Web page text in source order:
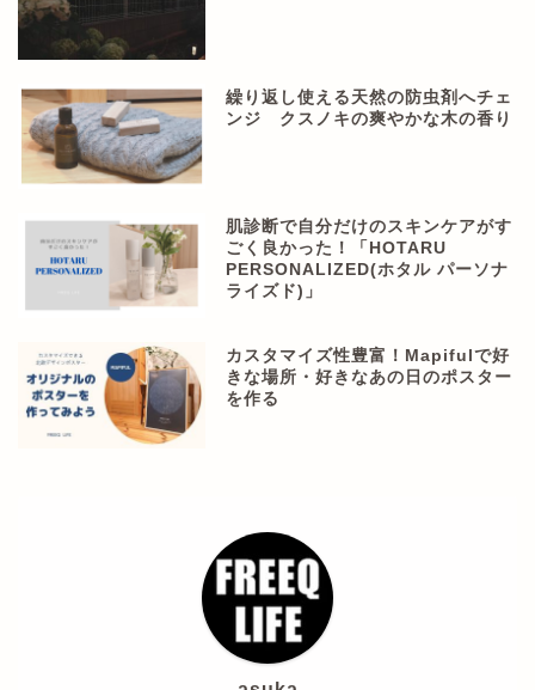
繰り返し使える天然の防虫剤へチェ
ンジ クスノキの爽やかな木の香り
肌診断で自分だけのスキンケアがす
ごく良かった！「HOTARU
PERSONALIZED(ホタル パーソナ
ライズド)」
カスタマイズ性豊富！Mapifulで好
きな場所・好きなあの日のポスター
を作る